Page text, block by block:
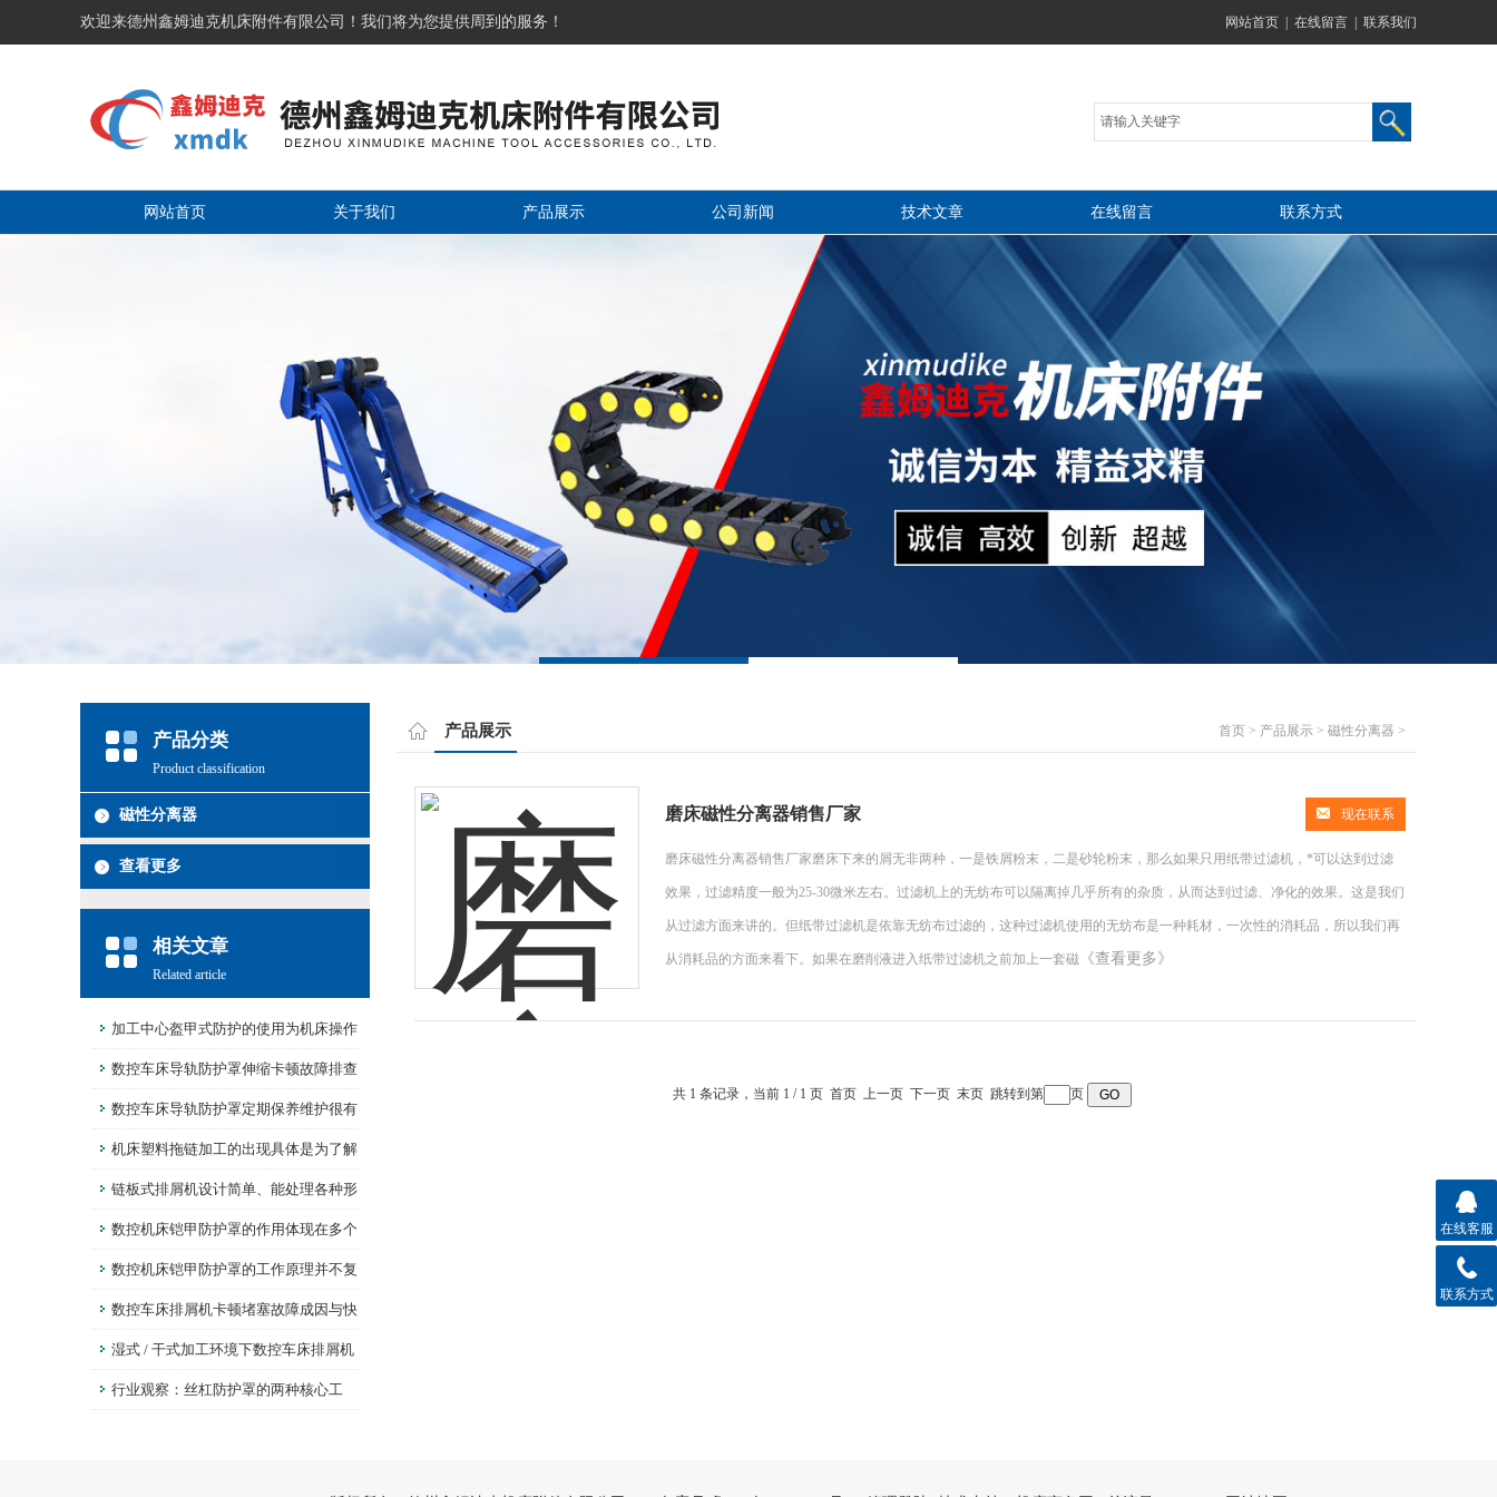
欢迎来德州鑫姆迪克机床附件有限公司！我们将为您提供周到的服务！ 网站首页 在线留言 联系我们
网站首页 关于我们 产品展示 公司新闻 技术文章 在线留言 联系方式
产品分类
Product classification
磁性分离器
查看更多
相关文章
Related article
加工中心盔甲式防护的使用为机床操作
提供了安全保障
数控车床导轨防护罩伸缩卡顿故障排查
数控车床导轨防护罩定期保养维护很有
必要机床塑料拖链加工的出现具体是为了解
决什么问题？
链板式排屑机设计简单、能处理各种形
状的金属废料
数控机床铠甲防护罩的作用体现在多个
层面数控机床铠甲防护罩的工作原理并不复
杂 数控车床排屑机卡顿堵塞故障成因与快
速排查法
湿式 / 干式加工环境下数控车床排屑机
的差异化应用
行业观察：丝杠防护罩的两种核心工
产品展示 首页 > 产品展示 > 磁性分离器 >
现在联系
磨床磁性分离器销售厂家
磨床磁性分离器销售厂家磨床下来的屑无非两种，一是铁屑粉末，二是砂轮粉末，那么如果只用纸带过滤机，*可以达到过滤
效果，过滤精度一般为25-30微米左右。过滤机上的无纺布可以隔离掉几乎所有的杂质，从而达到过滤、净化的效果。这是我们
从过滤方面来讲的。但纸带过滤机是依靠无纺布过滤的，这种过滤机使用的无纺布是一种耗材，一次性的消耗品，所以我们再
从消耗品的方面来看下。如果在磨削液进入纸带过滤机之前加上一套磁 《查看更多》
共 1 条记录，当前 1 / 1 页 首页 上一页 下一页 末页 跳转到第 页
在线客服
联系方式